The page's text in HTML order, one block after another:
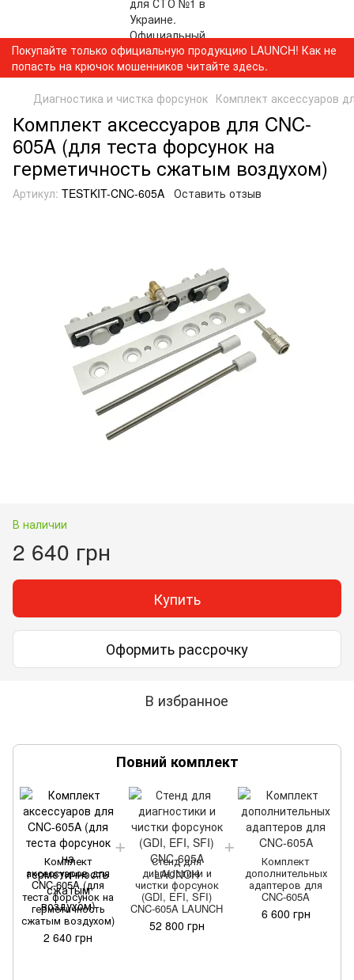
Покупайте только официальную продукцию LAUNCH! Как не
попасть на крючок мошенников читайте здесь.
Диагностика и чистка форсунок Комплект аксессуаров
Комплект аксессуаров для CNC-
605A (для теста форсунок на
герметичность сжатым воздухом)
Артикул: TESTKIT-CNC-605A Оставить отзыв
В наличии
2 640 грн
Купить
Оформить рассрочку
В избранное
Повний комплект
Комплект
аксессуаров для
CNC-605A (для
теста форсунок на
герметичность
сжатым воздухом)
2 640 грн
Стенд для
диагностики и
чистки форсунок
(GDI, EFI, SFI)
CNC-605A LAUNCH
52 800 грн
Комплект
дополнительных
адаптеров для
CNC-605A
6 600 грн